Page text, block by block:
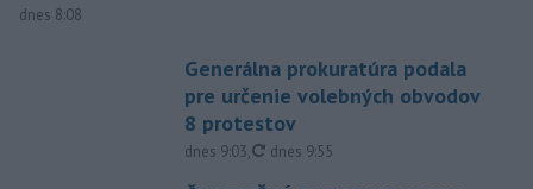
dnes 8:08
Generálna prokuratúra podala
pre určenie volebných obvodov
8 protestov
dnes 9:03, aktualizované
dnes 9:55